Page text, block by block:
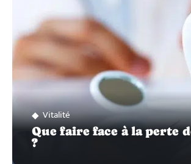
Vitalité
Que faire face à la perte
?